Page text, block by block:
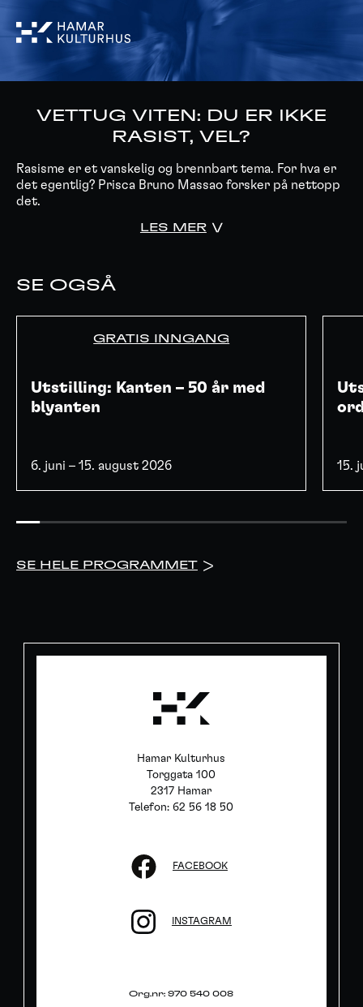
VETTUG VITEN: DU ER IKKE
RASIST, VEL?
Rasisme er et vanskelig og brennbart tema. For hva er
det egentlig? Prisca Bruno Massao forsker på nettopp
det.
LES MER
SE OGSÅ
GRATIS INNGANG
Utstilling: Kanten – 50 år med
blyanten
6. juni – 15. august 2026 15.
SE HELE PROGRAMMET >
Hamar Kulturhus
Torggata 100
2317 Hamar
Telefon: 62 56 18 50
FACEBOOK
INSTAGRAM
Org.nr: 970 540 008